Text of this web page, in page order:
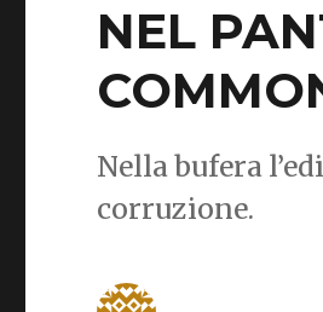
NEL
Nella bufera
corruzione.